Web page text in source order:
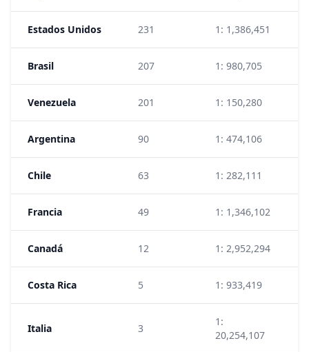
Estados Unidos 231 1: 1,386,451
Brasil 207 1: 980,705
Venezuela 201 1: 150,280
Argentina 90 1: 474,106
Chile 63 1: 282,111
Francia 49 1: 1,346,102
Canadá 12 1: 2,952,294
Costa Rica 5 1: 933,419
Italia 3
1:
20,254,107